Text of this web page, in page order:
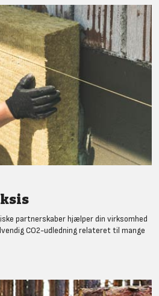
partnerskaber hjælper din virksomhed
CO2-udledning relateret til mange